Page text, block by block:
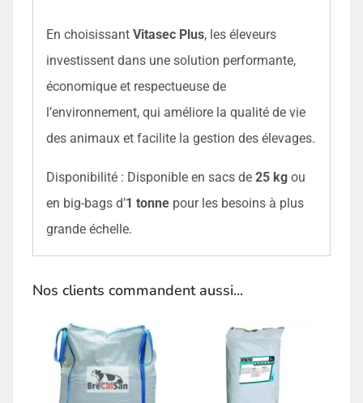
En choisissant Vitasec Plus, les éleveurs
investissent dans une solution performante,
économique et respectueuse de
l’environnement, qui améliore la qualité de vie
des animaux et facilite la gestion des élevages.
Disponibilité : Disponible en sacs de 25 kg ou
en big-bags d’1 tonne pour les besoins à plus
grande échelle.
Nos clients commandent aussi...